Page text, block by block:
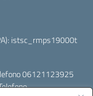
istsc_rmps19000t
06121123925